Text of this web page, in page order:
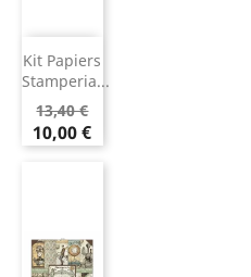
Kit Papiers
Stamperia...
13,40 €
10,00 €